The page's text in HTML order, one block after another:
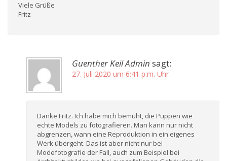
Viele Grüße
Fritz
Guenther Keil Admin sagt:
27. Juli 2020 um 6:41 p.m. Uhr
Danke Fritz. Ich habe mich bemüht, die Puppen wie
echte Models zu fotografieren. Man kann nur nicht
abgrenzen, wann eine Reproduktion in ein eigenes
Werk übergeht. Das ist aber nicht nur bei
Modefotografie der Fall, auch zum Beispiel bei